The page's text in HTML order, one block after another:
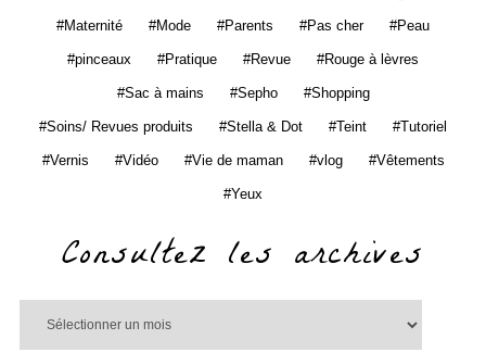
Maternité Mode Parents Pas cher Peau
pinceaux Pratique Revue Rouge à lèvres
Sac à mains Sepho Shopping
Soins/ Revues produits Stella & Dot Teint Tutoriel
Vernis Vidéo Vie de maman vlog Vêtements
Yeux
Consultez les archives